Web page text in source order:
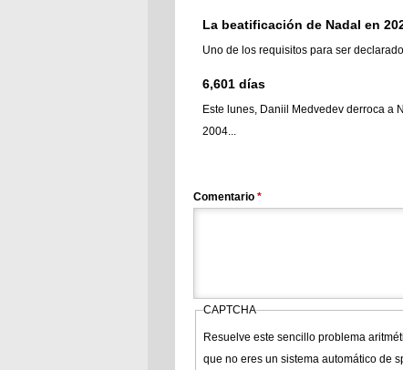
La beatificación de Nadal en
Uno de los requisitos para ser
6,601 días
Este lunes, Daniil Medvedev derroca a
2004...
Comentario *
CAPTCHA
Resuelve este sencillo problema
que no eres un sistema automático de